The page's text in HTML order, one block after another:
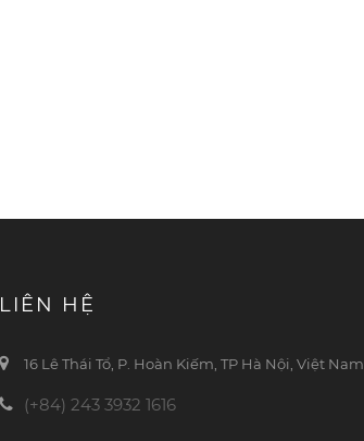
LIÊN HỆ
16 Lê Thái Tổ, P. Hoàn Kiếm, TP Hà Nội, Việt Nam
(+84) 243 3932 1616